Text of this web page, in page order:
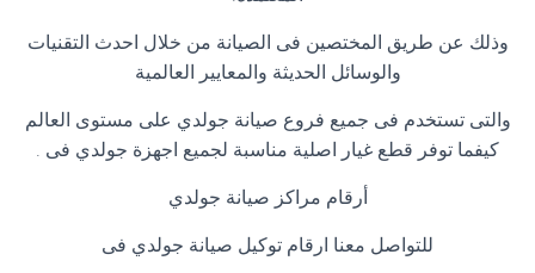
وذلك عن طريق المختصين فى الصيانة من خلال احدث التقنيات
والوسائل الحديثة والمعايير العالمية
والتى تستخدم فى جميع فروع صيانة جولدي على مستوى العالم
كيفما توفر قطع غيار اصلية مناسبة لجميع اجهزة جولدي فى .
أرقام مراكز صيانة جولدي
للتواصل معنا ارقام توكيل صيانة جولدي فى